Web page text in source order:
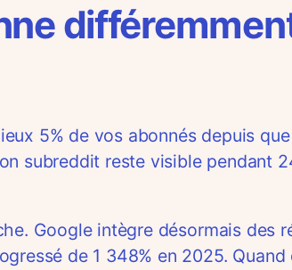
5% de vos abonnés depuis
subreddit reste visible pendant
Google intègre désormais des
de 1 348% en 2025.